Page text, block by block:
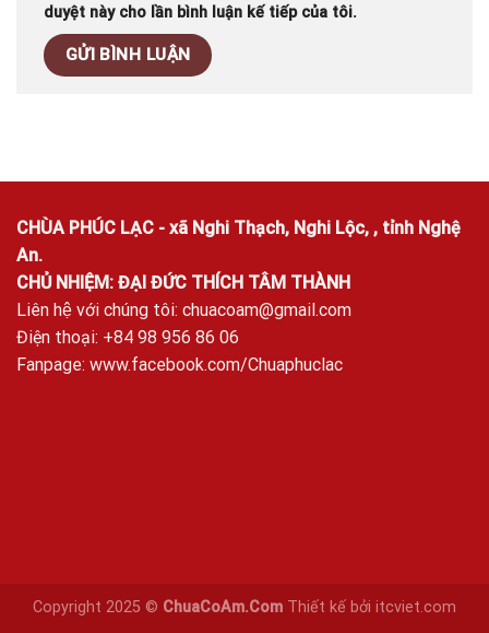
duyệt này cho lần bình luận kế tiếp của tôi.
CHÙA PHÚC LẠC - xã Nghi Thạch, Nghi Lộc, , tỉnh Nghệ
An.
CHỦ NHIỆM: ĐẠI ĐỨC THÍCH TÂM THÀNH
Liên hệ với chúng tôi: chuacoam@gmail.com
Điện thoại: +84 98 956 86 06
Fanpage: www.facebook.com/Chuaphuclac
Copyright 2025 © ChuaCoAm.Com Thiết kế bởi itcviet.com